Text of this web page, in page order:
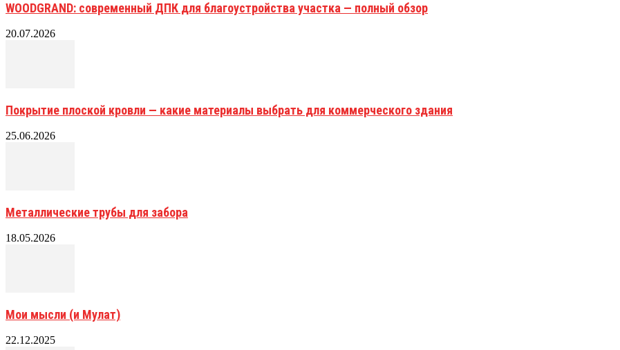
WOODGRAND: современный ДПК для благоустройства участка — полный обзор
20.07.2026
Покрытие плоской кровли — какие материалы выбрать для коммерческого здания
25.06.2026
Металлические трубы для забора
18.05.2026
Мои мысли (и Мулат)
22.12.2025